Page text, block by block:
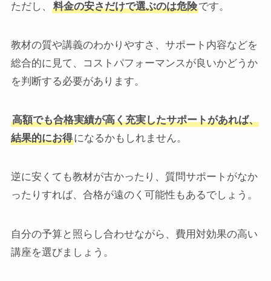
ただし、 料金の安さだけで選ぶのは危険です。
教材の質や講義のわかりやすさ、サポート内容などを
総合的に見て、コストパフォーマンスが良いかどうか
を判断する必要があります。
高額でも合格実績が高く充実したサポートがあれば、
結果的にお得になるかもしれません。
逆に安くても教材が古かったり、質問サポートがなか
ったりすれば、合格が遠のく可能性もあるでしょう。
自分の予算と照らし合わせながら、費用対効果の高い
講座を選びましょう。